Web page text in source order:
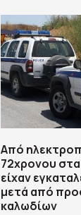
Από
72χρονου
είχαν
μετά από
καλωδίων